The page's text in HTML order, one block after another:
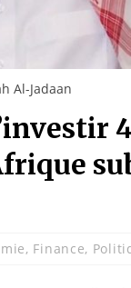
Al-Jadaan
, Finance,